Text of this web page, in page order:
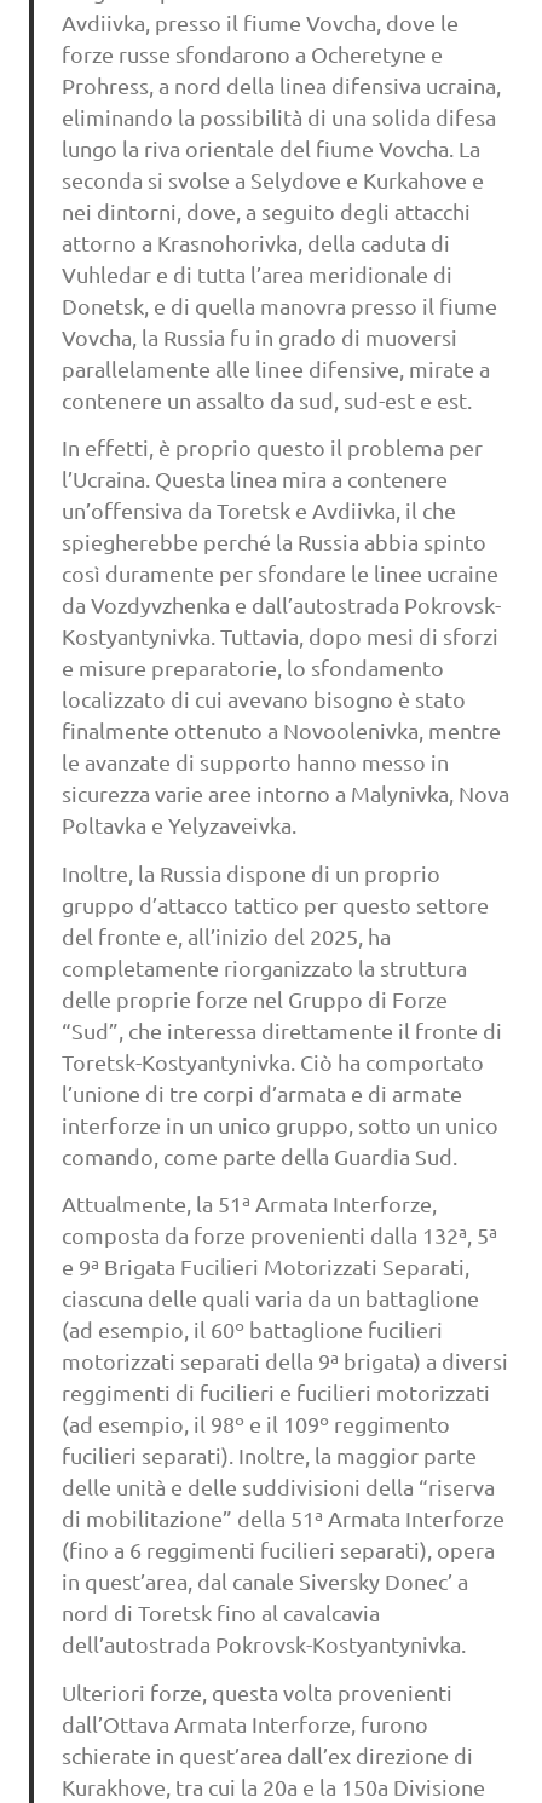
Avdiivka, presso il fiume Vovcha, dove le
forze russe sfondarono a Ocheretyne e
Prohress, a nord della linea difensiva ucraina,
eliminando la possibilità di una solida difesa
lungo la riva orientale del fiume Vovcha. La
seconda si svolse a Selydove e Kurkahove e
nei dintorni, dove, a seguito degli attacchi
attorno a Krasnohorivka, della caduta di
Vuhledar e di tutta l’area meridionale di
Donetsk, e di quella manovra presso il fiume
Vovcha, la Russia fu in grado di muoversi
parallelamente alle linee difensive, mirate a
contenere un assalto da sud, sud-est e est.
In effetti, è proprio questo il problema per
l’Ucraina. Questa linea mira a contenere
un’offensiva da Toretsk e Avdiivka, il che
spiegherebbe perché la Russia abbia spinto
così duramente per sfondare le linee ucraine
da Vozdyvzhenka e dall’autostrada Pokrovsk-
Kostyantynivka. Tuttavia, dopo mesi di sforzi
e misure preparatorie, lo sfondamento
localizzato di cui avevano bisogno è stato
finalmente ottenuto a Novoolenivka, mentre
le avanzate di supporto hanno messo in
sicurezza varie aree intorno a Malynivka, Nova
Poltavka e Yelyzaveivka.
Inoltre, la Russia dispone di un proprio
gruppo d’attacco tattico per questo settore
del fronte e, all’inizio del 2025, ha
completamente riorganizzato la struttura
delle proprie forze nel Gruppo di Forze
“Sud”, che interessa direttamente il fronte di
Toretsk-Kostyantynivka. Ciò ha comportato
l’unione di tre corpi d’armata e di armate
interforze in un unico gruppo, sotto un unico
comando, come parte della Guardia Sud.
Attualmente, la 51ª Armata Interforze,
composta da forze provenienti dalla 132ª, 5ª
e 9ª Brigata Fucilieri Motorizzati Separati,
ciascuna delle quali varia da un battaglione
(ad esempio, il 60º battaglione fucilieri
motorizzati separati della 9ª brigata) a diversi
reggimenti di fucilieri e fucilieri motorizzati
(ad esempio, il 98º e il 109º reggimento
fucilieri separati). Inoltre, la maggior parte
delle unità e delle suddivisioni della “riserva
di mobilitazione” della 51ª Armata Interforze
(fino a 6 reggimenti fucilieri separati), opera
in quest’area, dal canale Siversky Donec’ a
nord di Toretsk fino al cavalcavia
dell’autostrada Pokrovsk-Kostyantynivka.
Ulteriori forze, questa volta provenienti
dall’Ottava Armata Interforze, furono
schierate in quest’area dall’ex direzione di
Kurakhove, tra cui la 20a e la 150a Divisione